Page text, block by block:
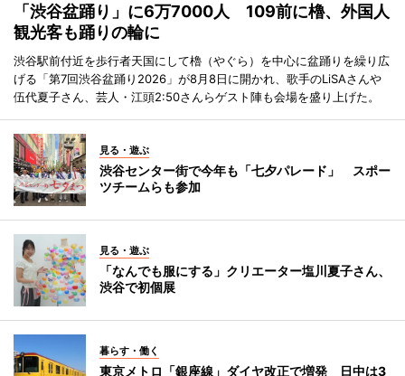
「渋谷盆踊り」に6万7000人 109前に櫓、外国人
観光客も踊りの輪に
渋谷駅前付近を歩行者天国にして櫓（やぐら）を中心に盆踊りを繰り広
げる「第7回渋谷盆踊り2026」が8月8日に開かれ、歌手のLiSAさんや
伍代夏子さん、芸人・江頭2:50さんらゲスト陣も会場を盛り上げた。
見る・遊ぶ
渋谷センター街で今年も「七夕パレード」 スポー
ツチームらも参加
見る・遊ぶ
「なんでも服にする」クリエーター塩川夏子さん、
渋谷で初個展
暮らす・働く
東京メトロ「銀座線」ダイヤ改正で増発 日中は3